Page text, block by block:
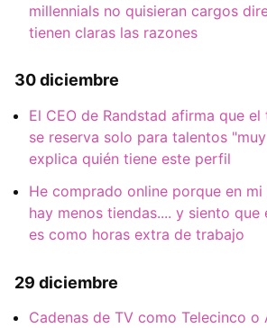
millennials no quisieran cargos
tienen claras las razones
30 diciembre
El CEO de Randstad afirma que
se reserva solo para talentos
explica quién tiene este perfil
He comprado online porque en
hay menos tiendas.... y siento
es como horas extra de trabajo
29 diciembre
Cadenas de TV como Telecinco o